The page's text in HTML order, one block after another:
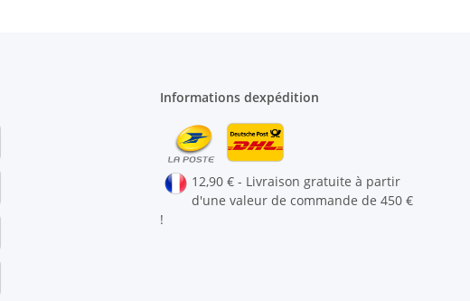
Informations dexpédition
12,90 € - Livraison gratuite à partir
d'une valeur de commande de 450 €
!